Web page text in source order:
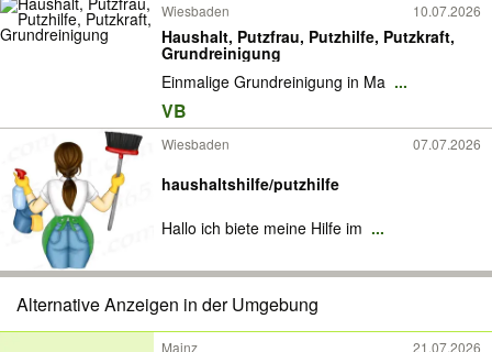
Wiesbaden 10.07.2026
Haushalt, Putzfrau, Putzhilfe, Putzkraft,
Grundreinigung
Einmalige Grundreinigung in Ma ...
VB
Wiesbaden 07.07.2026
haushaltshilfe/putzhilfe
Hallo ich biete meine Hilfe im ...
Alternative Anzeigen in der Umgebung
Mainz 21.07.2026